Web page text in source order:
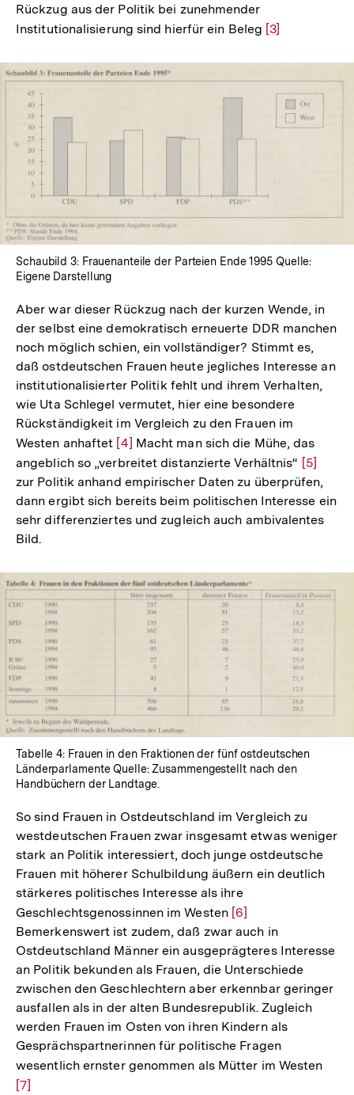
Fußnote
Rückzug aus der Politik bei zunehmender
Institutionalisierung sind hierfür ein Beleg Zur
[3]
Schaubild 3: Frauenanteile der Parteien Ende 1995 Quelle:
Eigene Darstellung
Aber war dieser Rückzug nach der kurzen Wende, in
der selbst eine demokratisch erneuerte DDR manchen
noch möglich schien, ein vollständiger? Stimmt es,
daß ostdeutschen Frauen heute jegliches Interesse an
institutionalisierter Politik fehlt und ihrem Verhalten,
wie Uta Schlegel vermutet, hier eine besondere
Rückständigkeit im Vergleich zu den Frauen im
Westen anhaftet Zur
Auflösung
der
Fußnote
[4] Macht man sich die Mühe, das
angeblich so „verbreitet distanzierte Verhältnis“ Zur
der
Fußnote
[5]
zur Politik anhand empirischer Daten zu überprüfen,
dann ergibt sich bereits beim politischen Interesse ein
sehr differenziertes und zugleich auch ambivalentes
Bild.
Lightbox
Tabelle 4: Frauen in den Fraktionen der fünf ostdeutschen
Länderparlamente Quelle: Zusammengestellt nach den
Handbüchern der Landtage.
So sind Frauen in Ostdeutschland im Vergleich zu
westdeutschen Frauen zwar insgesamt etwas weniger
stark an Politik interessiert, doch junge ostdeutsche
Frauen mit höherer Schulbildung äußern ein deutlich
stärkeres politisches Interesse als ihre
Geschlechtsgenossinnen im Westen Zur
Auflösung
der
Fußnote
[6]
Bemerkenswert ist zudem, daß zwar auch in
Ostdeutschland Männer ein ausgeprägteres Interesse
an Politik bekunden als Frauen, die Unterschiede
zwischen den Geschlechtern aber erkennbar geringer
ausfallen als in der alten Bundesrepublik. Zugleich
werden Frauen im Osten von ihren Kindern als
Gesprächspartnerinnen für politische Fragen
wesentlich ernster genommen als Mütter im Westen
[7]